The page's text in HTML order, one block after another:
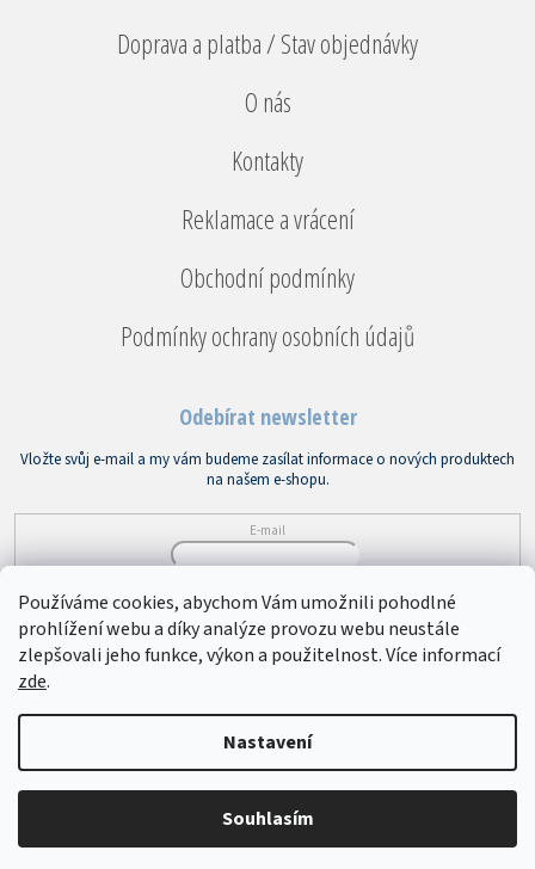
Používáme cookies, abychom Vám umožnili pohodlné
prohlížení webu a díky analýze provozu webu neustále
zlepšovali jeho funkce, výkon a použitelnost. Více informací
zde.
Nastavení
Souhlasím
Doprava a platba / Stav objednávky
O nás
Kontakty
Reklamace a vrácení
Obchodní podmínky
Podmínky ochrany osobních údajů
Odebírat newsletter
Vložte svůj e-mail a my vám budeme zasílat informace o nových produktech
na našem e-shopu.
E-mail
PŘIHLÁSIT SE
Vytvořil Shoptet
Bytový textil VEBA . Všechna práva vyhrazena.
nastavení cookies